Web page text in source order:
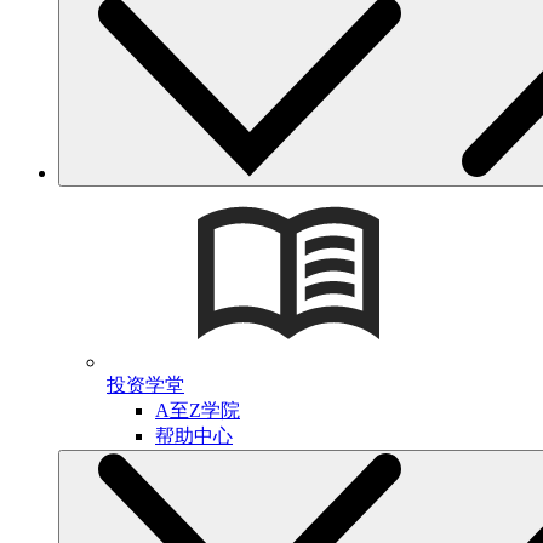
投资学堂
A至Z学院
帮助中心